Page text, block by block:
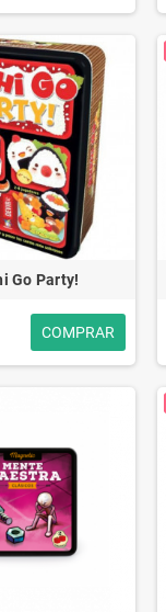
Go Party!
COMPRAR